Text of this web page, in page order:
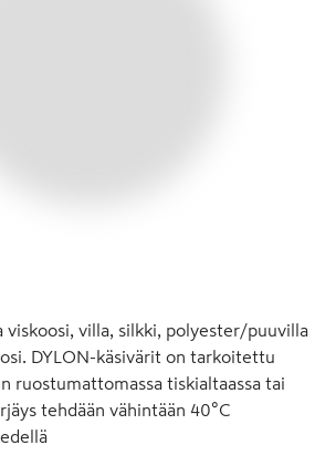
viskoosi, villa, silkki, polyester/puuvilla
DYLON-käsivärit on tarkoitettu
ruostumattomassa tiskialtaassa tai
tehdään vähintään 40°C